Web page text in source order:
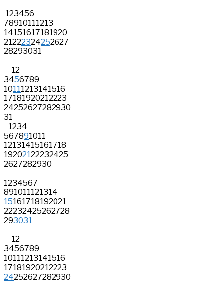
123456
78910111213
14151617181920
21222324252627
28293031
12
3456789
10111213141516
17181920212223
24252627282930
31
1234
567891011
12131415161718
19202122232425
2627282930
1234567
891011121314
15161718192021
22232425262728
293031
12
3456789
10111213141516
17181920212223
24252627282930